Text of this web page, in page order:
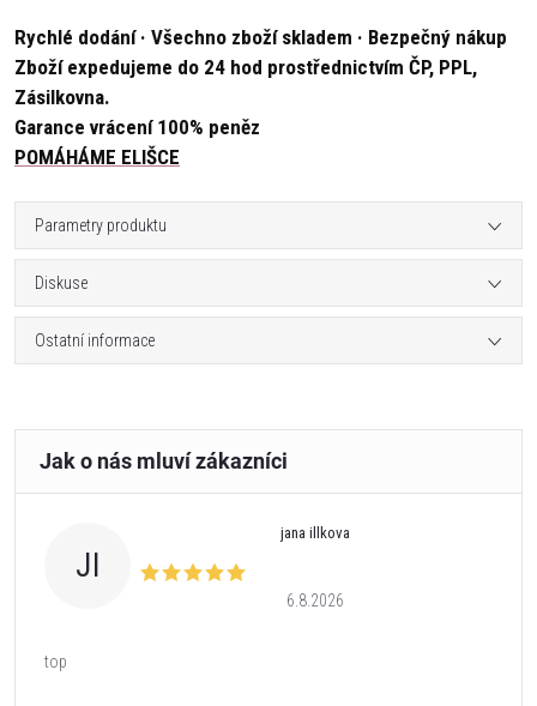
Rychlé dodání · Všechno zboží skladem · Bezpečný nákup
Zboží expedujeme do 24 hod prostřednictvím ČP, PPL,
Zásilkovna.
Garance vrácení 100% peněz
POMÁHÁME ELIŠCE
Parametry produktu
Diskuse
Ostatní informace
JI
jana illkova
6.8.2026
top